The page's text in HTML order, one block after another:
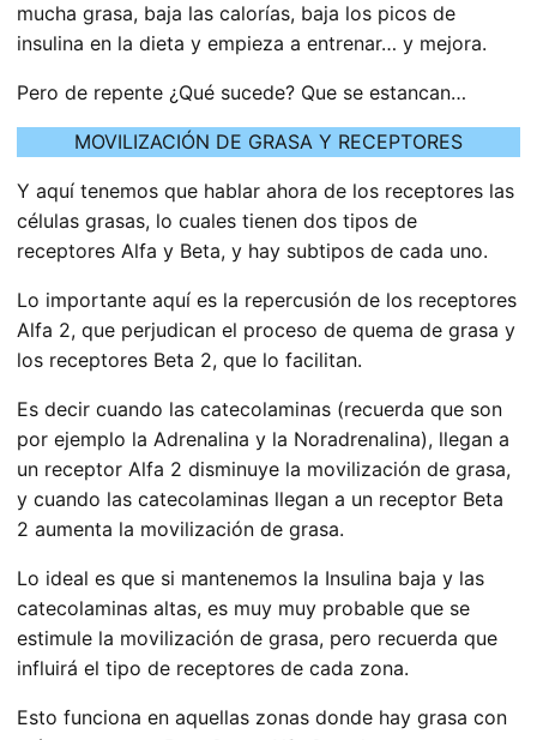
mucha grasa, baja las calorías, baja los picos de
insulina en la dieta y empieza a entrenar… y mejora.
Pero de repente ¿Qué sucede? Que se estancan…
MOVILIZACIÓN DE GRASA Y RECEPTORES
Y aquí tenemos que hablar ahora de los receptores las
células grasas, lo cuales tienen dos tipos de
receptores Alfa y Beta, y hay subtipos de cada uno.
Lo importante aquí es la repercusión de los receptores
Alfa 2, que perjudican el proceso de quema de grasa y
los receptores Beta 2, que lo facilitan.
Es decir cuando las catecolaminas (recuerda que son
por ejemplo la Adrenalina y la Noradrenalina), llegan a
un receptor Alfa 2 disminuye la movilización de grasa,
y cuando las catecolaminas llegan a un receptor Beta
2 aumenta la movilización de grasa.
Lo ideal es que si mantenemos la Insulina baja y las
catecolaminas altas, es muy muy probable que se
estimule la movilización de grasa, pero recuerda que
influirá el tipo de receptores de cada zona.
Esto funciona en aquellas zonas donde hay grasa con